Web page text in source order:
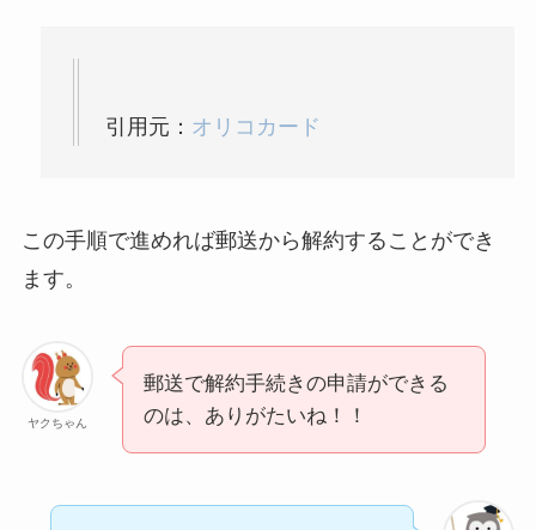
引用元： オリコカード
この手順で進めれば郵送から解約することができ
ます。
ヤクちゃん
郵送で解約手続きの申請ができる
のは、ありがたいね！！